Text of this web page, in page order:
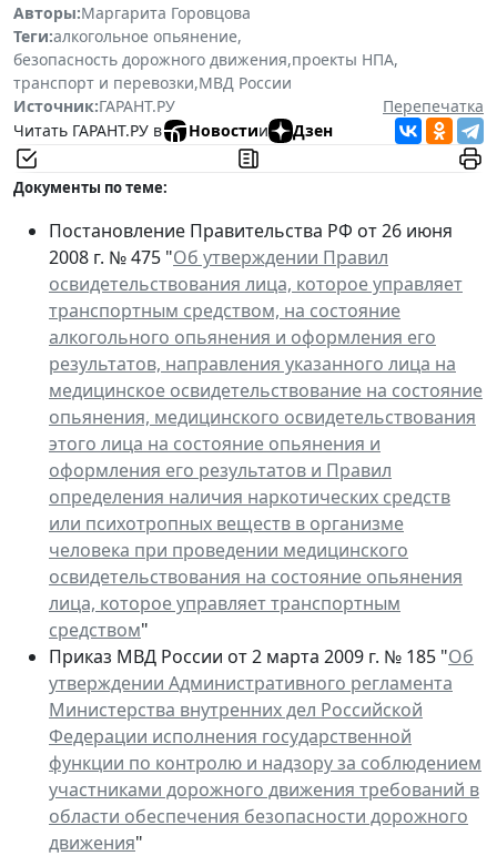
Авторы:Маргарита Горовцова
Теги:алкогольное опьянение,
безопасность дорожного движения,проекты НПА,
транспорт и перевозки,МВД России
Источник:ГАРАНТ.РУ
Перепечатка
Читать ГАРАНТ.РУ в
Новостии Дзен
Документы по теме:
Постановление Правительства РФ от 26 июня
2008 г. № 475 "Об утверждении Правил
освидетельствования лица, которое управляет
транспортным средством, на состояние
алкогольного опьянения и оформления его
результатов, направления указанного лица на
медицинское освидетельствование на состояние
опьянения, медицинского освидетельствования
этого лица на состояние опьянения и
оформления его результатов и Правил
определения наличия наркотических средств
или психотропных веществ в организме
человека при проведении медицинского
освидетельствования на состояние опьянения
лица, которое управляет транспортным
средством"
Приказ МВД России от 2 марта 2009 г. № 185 "Об
утверждении Административного регламента
Министерства внутренних дел Российской
Федерации исполнения государственной
функции по контролю и надзору за соблюдением
участниками дорожного движения требований в
области обеспечения безопасности дорожного
движения"